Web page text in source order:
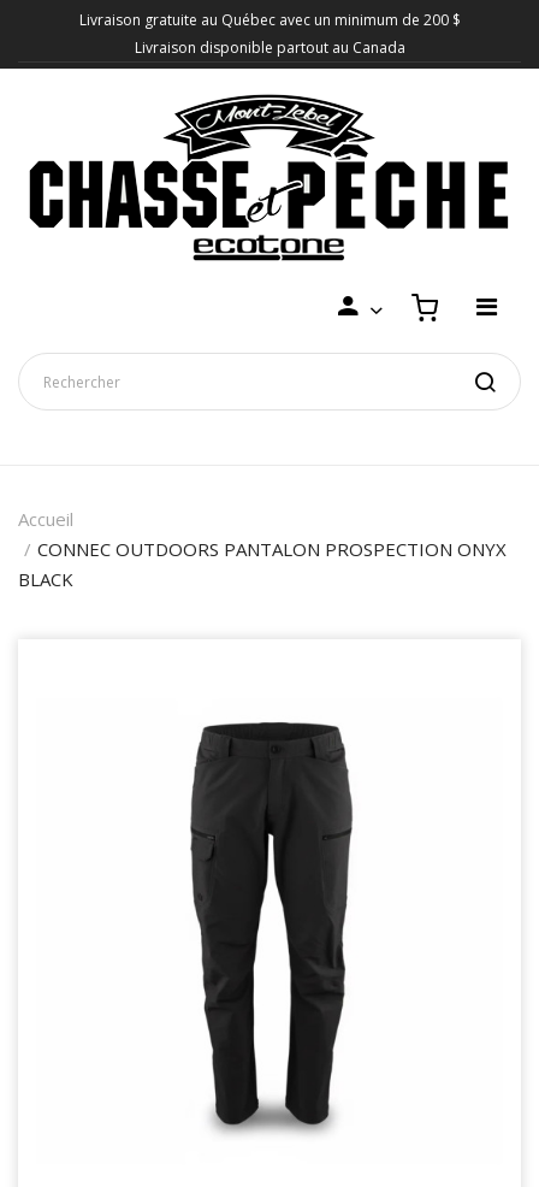
Livraison gratuite au Québec avec un minimum de 200 $
Livraison disponible partout au Canada
Accueil
CONNEC OUTDOORS PANTALON PROSPECTION ONYX
BLACK